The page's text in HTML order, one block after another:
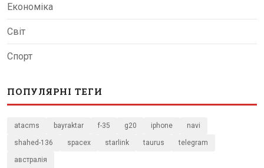
Економіка
Світ
Спорт
ПОПУЛЯРНІ ТЕГИ
atacms bayraktar f-35 g20 iphone navi
shahed-136 spacex starlink taurus telegram
австралія